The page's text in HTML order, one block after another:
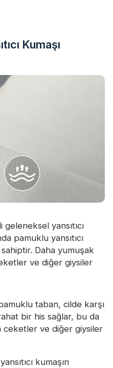
Kumaşı
yansıtıcı
pamuklu yansıtıcı
Daha yumuşak
ve diğer giysiler
taban, cilde karşı
bir his sağlar, bu da
ceketler ve diğer giysiler
kumaşın